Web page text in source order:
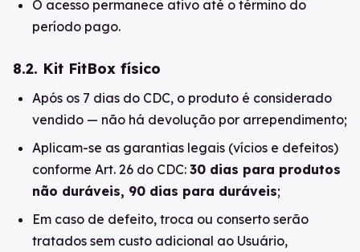
O acesso permanece ativo até o término do
período pago.
8.2. Kit FitBox físico
Após os 7 dias do CDC, o produto é considerado
vendido — não há devolução por arrependimento;
Aplicam-se as garantias legais (vícios e defeitos)
conforme Art. 26 do CDC: 30 dias para produtos
não duráveis, 90 dias para duráveis;
Em caso de defeito, troca ou conserto serão
tratados sem custo adicional ao Usuário,